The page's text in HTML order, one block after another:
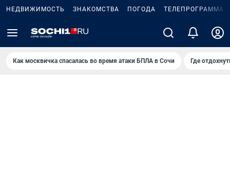
НЕДВИЖИМОСТЬ ЗНАКОМСТВА ПОГОДА ТЕЛЕПРОГРАММА
Как москвичка спасалась во время атаки БПЛА в Сочи Где